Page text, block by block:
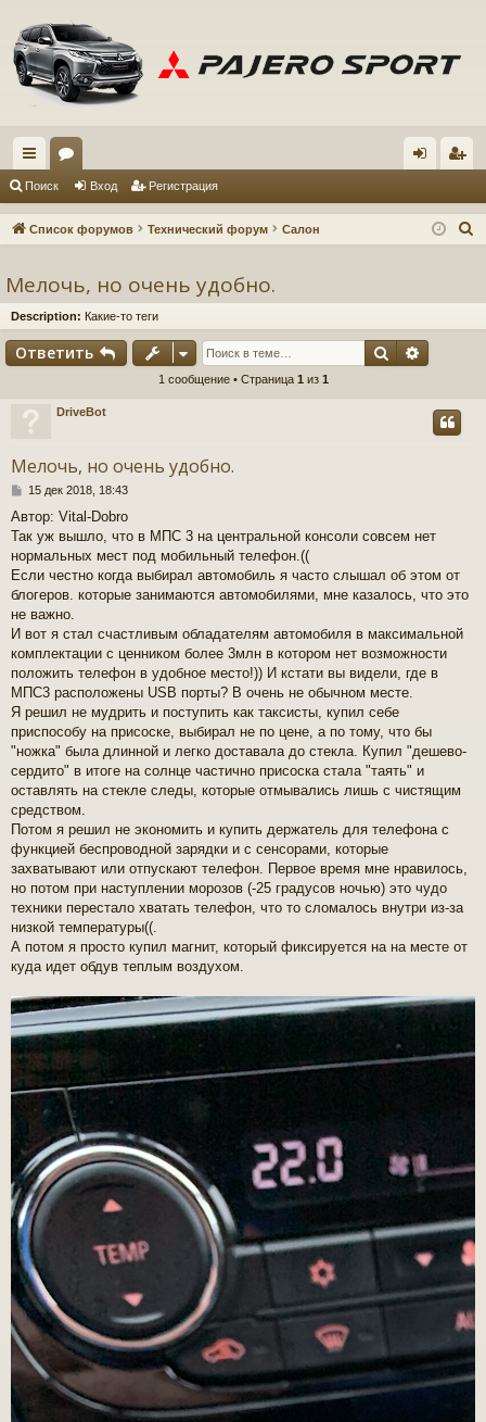
с
ы
и
ум д ис
Поиск Вход Регистрация
Список форумов Технический форум Салон
Мелочь, но очень удобно.
Description: Какие-то теги
Ответить Поиск
1 сообщение • Страница 1 из 1
DriveBot
Мелочь, но очень удобно.
С
о
б
щ
е
и
е
15 дек 2018, 18:43
Автор: Vital-Dobro
Так уж вышло, что в МПС 3 на центральной консоли совсем нет
нормальных мест под мобильный телефон.((
Если честно когда выбирал автомобиль я часто слышал об этом от
блогеров. которые занимаются автомобилями, мне казалось, что это
не важно.
И вот я стал счастливым обладателям автомобиля в максимальной
комплектации с ценником более 3млн в котором нет возможности
положить телефон в удобное место!)) И кстати вы видели, где в
МПС3 расположены USB порты? В очень не обычном месте.
Я решил не мудрить и поступить как таксисты, купил себе
приспособу на присоске, выбирал не по цене, а по тому, что бы
"ножка" была длинной и легко доставала до стекла. Купил "дешево-
сердито" в итоге на солнце частично присоска стала "таять" и
оставлять на стекле следы, которые отмывались лишь с чистящим
средством.
Потом я решил не экономить и купить держатель для телефона с
функцией беспроводной зарядки и с сенсорами, которые
захватывают или отпускают телефон. Первое время мне нравилось,
но потом при наступлении морозов (-25 градусов ночью) это чудо
техники перестало хватать телефон, что то сломалось внутри из-за
низкой температуры((.
А потом я просто купил магнит, который фиксируется на на месте от
куда идет обдув теплым воздухом.